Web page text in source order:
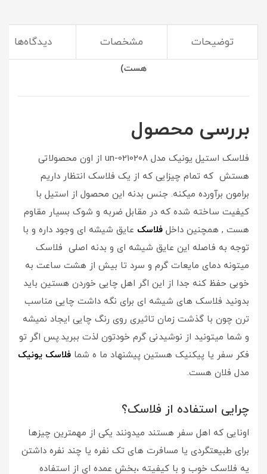
توضیحات مشخصات دیدگاه‌ها
(فلاسک از مهمترین ابزار و وسایلی که در سفر لازمه هر نفر
هست)
بررسی محصول
فلاسک استیل یونیک مدل un-0210208 از اون محصولاتی
هستش که تمام چیزایی که از یک فلاسک انتظار داریم
برامون برآورده میکنه. جنس بدنه این محصول از استیل با
کیفیت ساخته شده که در مقابل ضربه و شوک بسیار مقاوم
هست , همچنین داخل فلاسک عایق شیشه ای وجود داره و با
توجه به فاصله این عایق شیشه ای و بدنه اصلی فلاسک
میتونه دمای مایعات گرم و سرد تا بیش از هشت ساعت به
خوبی حفظ کنه جدا از این اگر اهل چایی خوردن هستین باید
بدونید فلاسک های شیشه ای برای نگه داشت چایی مناسب
ترن چون با گذشت زمان تاثیری روی رنگ چایی ایجاد نمیشه
و شما میتونید از نوشیدنی گرم خودتون لذت ببرید.پس اگر تو
فکر سفر یا پیکنیک هستین پیشنهاد ما ه شما فلاسک یونیک
مدل فلان هست.
چرایی استفاده از فلاسک؟
اونایی که اهل سفر هستند میدونند یکی از مهمترین چیزها
برای طبیعتگردی یا مسافرت های تک نفره یا چند نفره داشتن
یه فلاسک خوب و با کیفیته ،بخش عمده ای از استفاده